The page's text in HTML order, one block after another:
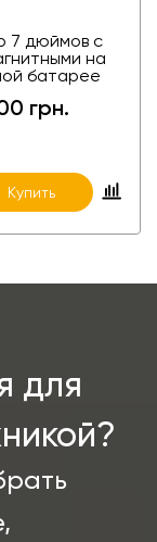
7 дюймов с
на
батарее
2 грн.
Купить
для